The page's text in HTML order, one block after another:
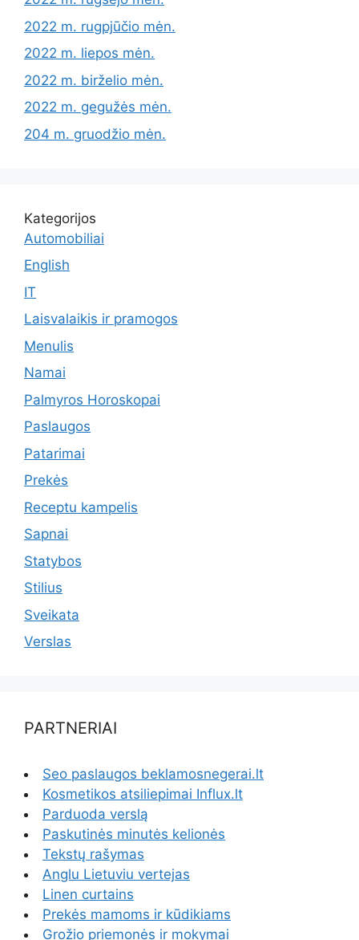
2022 m. rugpjūčio mėn.
2022 m. liepos mėn.
2022 m. birželio mėn.
2022 m. gegužės mėn.
204 m. gruodžio mėn.
Kategorijos
Automobiliai
English
IT
Laisvalaikis ir pramogos
Menulis
Namai
Palmyros Horoskopai
Paslaugos
Patarimai
Prekės
Receptu kampelis
Sapnai
Statybos
Stilius
Sveikata
Verslas
PARTNERIAI
Seo paslaugos beklamosnegerai.lt
Kosmetikos atsiliepimai Influx.lt
Parduoda verslą
Paskutinės minutės kelionės
Tekstų rašymas
Anglu Lietuviu vertejas
Linen curtains
Prekės mamoms ir kūdikiams
Grožio priemonės ir mokymai